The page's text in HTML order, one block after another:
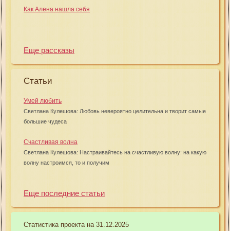
Как Алена нашла себя
Еще рассказы
Статьи
Умей любить
Светлана Кулешова: Любовь невероятно целительна и творит самые
большие чудеса
Счастливая волна
Светлана Кулешова: Настраивайтесь на счастливую волну: на какую
волну настроимся, то и получим
Еще последние статьи
Статистика проекта на 31.12.2025